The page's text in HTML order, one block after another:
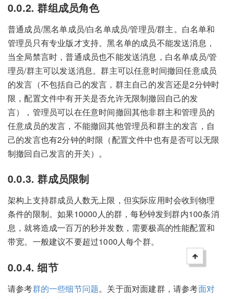
0.0.2. 群组成员角色
普通成员/黑名单成员/白名单成员/管理员/群主。白名单和
管理员只有专业版才支持。黑名单的成员不能发送消息，
当全局禁言时，普通成员也不能发送消息，白名单成员/管
理员/群主可以发送消息。群主可以任意时间撤回任意成员
的发言（不包括自己的发言，群主自己的发言还是2分钟时
限，配置文件中有开关是否允许无限制撤回自己的发
言），管理员可以在任意时间撤回其他非群主和管理员的
任意成员的发言，不能撤回其他管理员和群主的发言，自
己的发言也有2分钟的时限（配置文件中也有是否可以无限
制撤回自己发言的开关）。
0.0.3. 群成员限制
架构上支持群成员人数无上限，但实际应用时会收到物理
条件的限制。如果10000人的群，每秒钟发到群内100条消
息，就将造成一百万的秒并发数，需要极高的性能配置和
带宽。一般建议不要超过1000人每个群。
0.0.4. 细节
请参考群的一些细节问题。关于面对面建群，请参考面对